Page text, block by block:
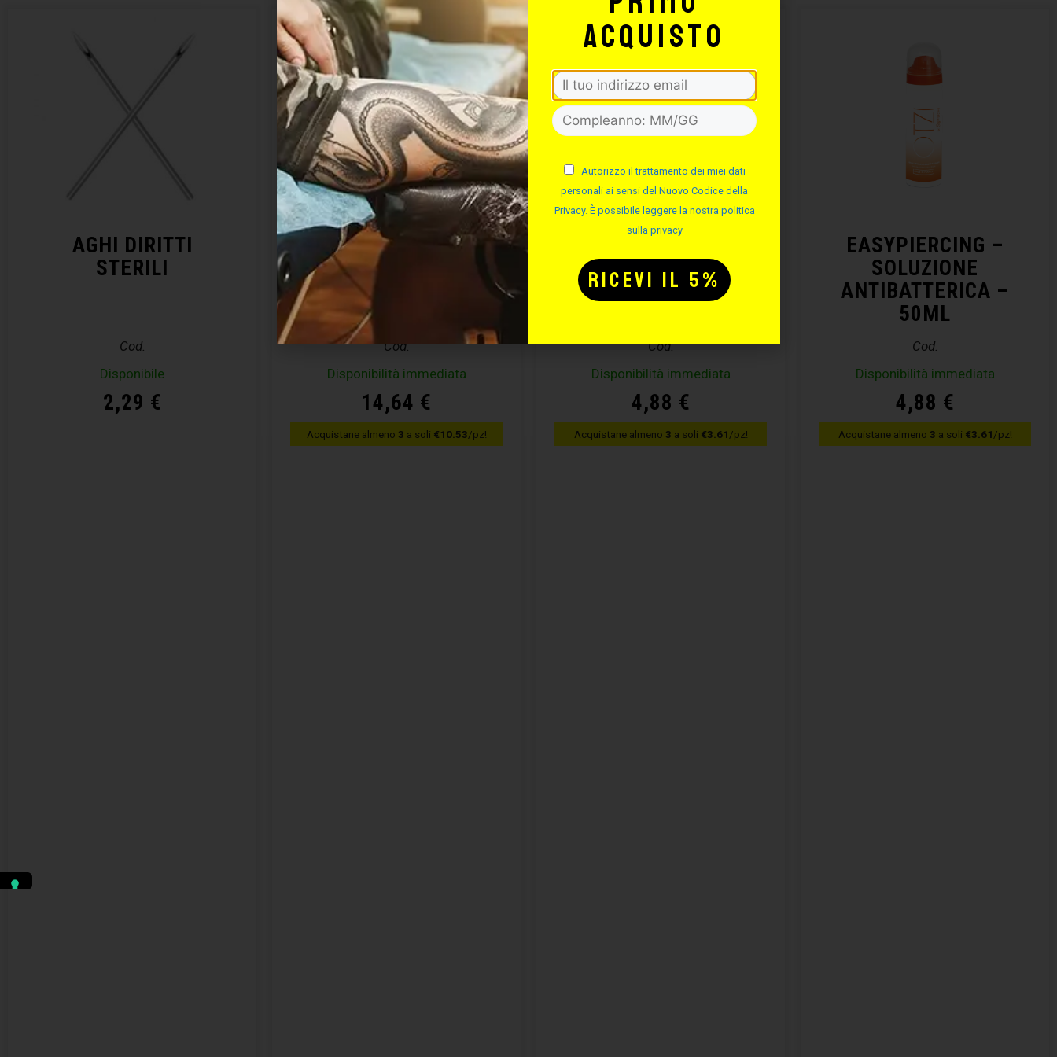
AGHI DIRITTI
STERILI
Cod.
Disponibile
2,29 €
KIT CURA PIERCING
– EASYPIERCING
Cod.
Disponibilità immediata
14,64 €
Acquistane almeno 3 a soli €10.53/pz!
SOLUZIONE SALINA
– 50ML
Cod.
Disponibilità immediata
4,88 €
Acquistane almeno 3 a soli €3.61/pz!
EASYPIERCING –
SOLUZIONE
ANTIBATTERICA –
50ML
Cod.
Disponibilità immediata
4,88 €
Acquistane almeno 3 a soli €3.61/pz!
acquisto
Autorizzo il trattamento dei miei dati
personali ai sensi del Nuovo Codice della
Privacy. È possibile leggere la nostra politica
sulla privacy